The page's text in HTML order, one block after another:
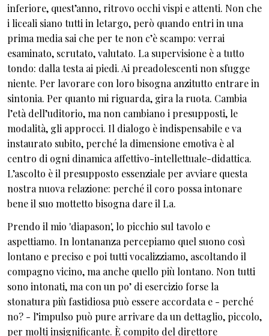
inferiore, quest’anno, ritrovo occhi vispi e attenti. Non che
i liceali siano tutti in letargo, però quando entri in una
prima media sai che per te non c’è scampo: verrai
esaminato, scrutato, valutato. La supervisione è a tutto
tondo: dalla testa ai piedi. Ai preadolescenti non sfugge
niente. Per lavorare con loro bisogna anzitutto entrare in
sintonia. Per quanto mi riguarda, gira la ruota. Cambia
l’età dell’uditorio, ma non cambiano i presupposti, le
modalità, gli approcci. Il dialogo è indispensabile e va
instaurato subito, perché la dimensione emotiva è al
centro di ogni dinamica affettivo-intellettuale-didattica.
L’ascolto è il presupposto essenziale per avviare questa
nostra nuova relazione: perché il coro possa intonare
bene il suo mottetto bisogna dare il La.
Prendo il mio 'diapason', lo picchio sul tavolo e
aspettiamo. In lontananza percepiamo quel suono così
lontano e preciso e poi tutti vocalizziamo, ascoltando il
compagno vicino, ma anche quello più lontano. Non tutti
sono intonati, ma con un po’ di esercizio forse la
stonatura più fastidiosa può essere accordata e - perché
no? - l’impulso può pure arrivare da un dettaglio, piccolo,
per molti insignificante. È compito del direttore